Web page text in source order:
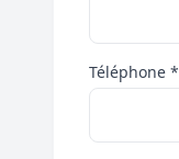
Téléphone *